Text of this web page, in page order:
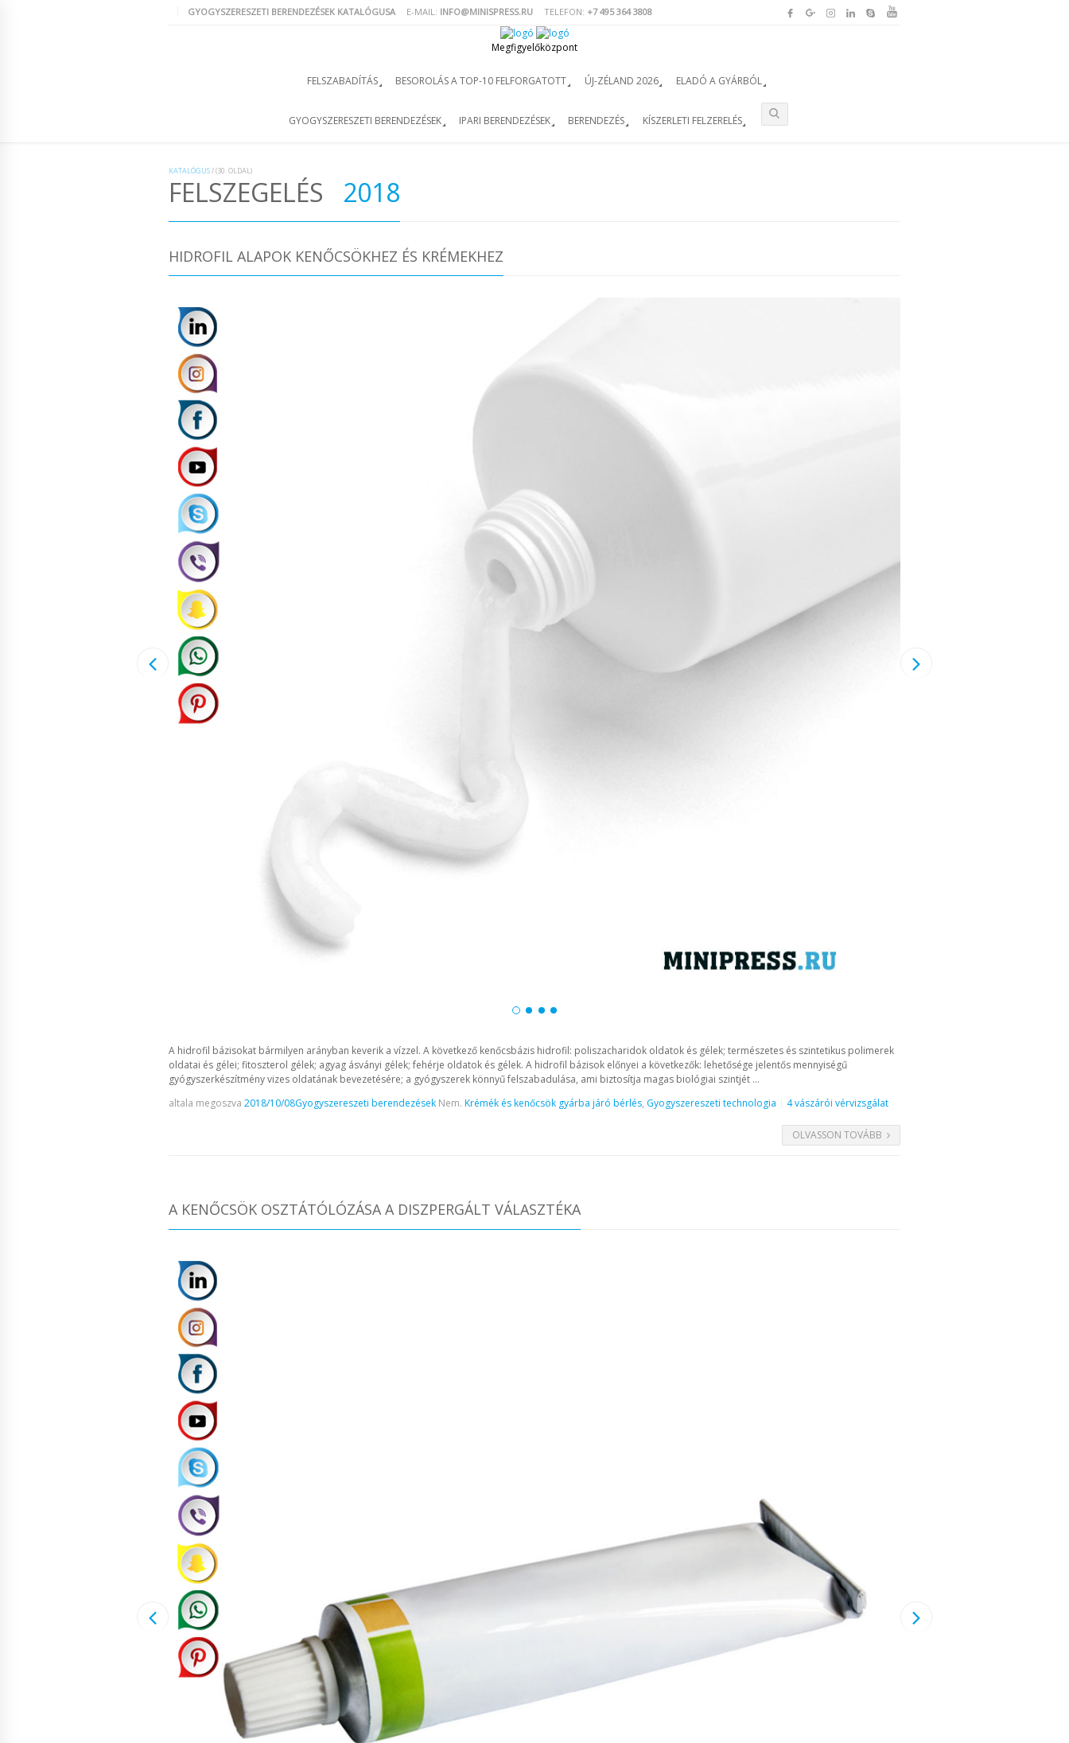
GYOGYSZERESZETI BERENDEZÉSEK KATALÓGUSA E-MAIL: INFO@MINISPRESS.RU TELEFON: +7 495 364 3808
Megfigyelőközpont
FELSZABADÍTÁS BESOROLÁS A TOP-10 FELFORGATOTT ÚJ-ZÉLAND 2026 ELADÓ A GYÁRBÓL
GYOGYSZERESZETI BERENDEZÉSEK IPARI BERENDEZÉSEK BERENDEZÉS KÍSZERLETI FELZERELÉS
KATALÓGUS/(30. OLDAL)
FELSZEGELÉS 2018
HIDROFIL ALAPOK KENŐCSÖKHEZ ÉS KRÉMEKHEZ
A hidrofil bázisokat bármilyen arányban keverik a vízzel. A következő kenőcsbázis hidrofil: poliszacharidok oldatok és gélek; természetes és szintetikus polimerek
oldatai és gélei; fitoszterol gélek; agyag ásványi gélek; fehérje oldatok és gélek. A hidrofil bázisok előnyei a következők: lehetősége jelentős mennyiségű
gyógyszerkészítmény vizes oldatának bevezetésére; a gyógyszerek könnyű felszabadulása, ami biztosítja magas biológiai szintjét ...
altala megoszva 2018/10/08Gyogyszereszeti berendezések Nem. Krémék és kenőcsök gyárba járó bérlés, Gyogyszereszeti technologia 4 vászárói vérvizsgálat
OLVASSON TOVÁBB
A KENŐCSÖK OSZTÁTÓLÓZÁSA A DISZPERGÁLT VÁLASZTÉKA